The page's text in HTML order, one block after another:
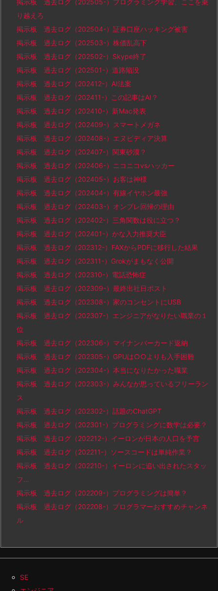
り越えろ
掲示板 過去ログ（202504-）証券口座ハッキング被害
掲示板 過去ログ（202503-）株価乱高下
掲示板 過去ログ（202502-）Skype終了
掲示板 過去ログ（202501-）道路陥没
掲示板 過去ログ（202412-）AI法案
掲示板 過去ログ（202411-）この記事はAI？
掲示板 過去ログ（202410-）新Mac発表
掲示板 過去ログ（202409-）スマートメガネ
掲示板 過去ログ（202408-）エヌビディア決算
掲示板 過去ログ（202407-）関東砂漠？
掲示板 過去ログ（202406-）ニコニコvsハッカー
掲示板 過去ログ（202405-）お客は神様
掲示板 過去ログ（202404-）有線イヤホン最強
掲示板 過去ログ（202403-）オンプレ回帰の理由
掲示板 過去ログ（202402-）三角関数は役に立つ？
掲示板 過去ログ（202401-）かな入力推奨大臣
掲示板 過去ログ（202312-）FAXからPDFに移行した結果
掲示板 過去ログ（202311-）Grokがまもなく公開
掲示板 過去ログ（202310-）電話恐怖症
掲示板 過去ログ（202309-）最終出社日ポスト
掲示板 過去ログ（202308-）家のコンセントにUSB
掲示板 過去ログ（202307-）エンジニアがなりたい職業の１
位
掲示板 過去ログ（202306-）マイナンバーカード返納
掲示板 過去ログ（202305-）GPUは○○よりも入手困難
掲示板 過去ログ（202304-）本当になりたかった職業
掲示板 過去ログ（202303-）みんなが思っているフリーラン
ス
掲示板 過去ログ（202302-）話題のChatGPT
掲示板 過去ログ（202301-）プログラミングに数学は必要？
掲示板 過去ログ（202212-）イーロンが日本の人口を予言
掲示板 過去ログ（202211-）ソースコードは単純作業？
掲示板 過去ログ（202210-）イーロンに追い出されたスタッ
フ…
掲示板 過去ログ（202209-）プログラミングは簡単？
掲示板 過去ログ（202208-）プログラマーおすすめチャンネ
ル
SE